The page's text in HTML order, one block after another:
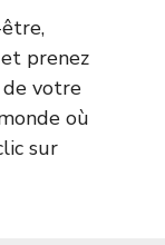
prenez
votre
où
sur